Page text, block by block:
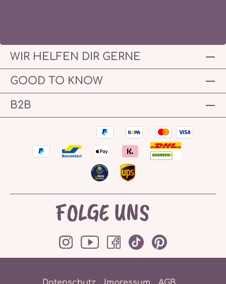
WIR HELFEN DIR GERNE
GOOD TO KNOW
B2B
FOLGE UNS